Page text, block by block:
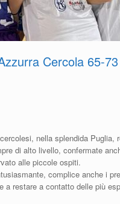
Cercola 65-73
nella splendida Puglia,
di alto livello, confermate
alle piccole ospiti.
complice anche i
restare a contatto delle più